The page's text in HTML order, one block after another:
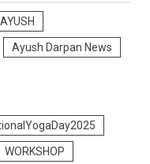
AYUSH
Ayush Darpan News
WORKSHOP